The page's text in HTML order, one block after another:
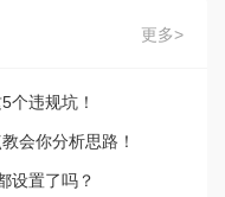
更多>
个违规坑！
会你分析思路！
设置了吗？